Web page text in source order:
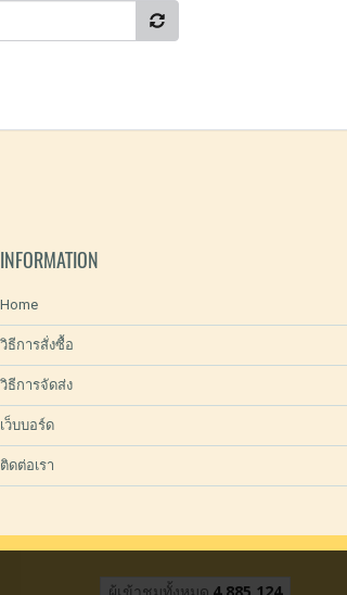
INFORMATION
Home
วิธีการสั่งซื้อ
วิธีการจัดส่ง
เว็บบอร์ด
ติดต่อเรา
ผู้เข้าชมทั้งหมด 4,885,124